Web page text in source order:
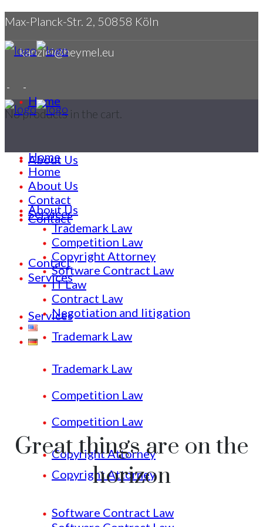
Max-Planck-Str. 2, 50858 Köln
kanzlei@heymel.eu
No products in the cart.
Home
About Us
Contact
Services
Trademark Law
Competition Law
Copyright Attorney
Software Contract Law
Home
About Us
Contact
Services
Trademark Law
Competition Law
Copyright Attorney
Home
About Us
Contact
Services
Trademark Law
Competition Law
Copyright Attorney
Software Contract Law
IT Law
Contract Law
Negotiation and litigation
Great things are on the
horizon